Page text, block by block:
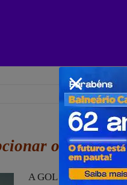
o Verão
A GOL Linhas Aéreas